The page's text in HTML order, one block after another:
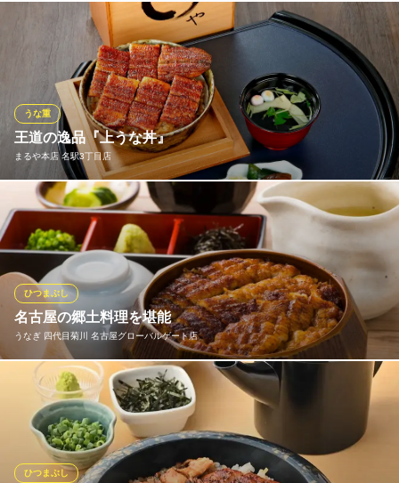
地下鉄桜通線国際センター駅 徒歩5分
愛知県名古屋市西区那古野1-23-10
良質の環境で育ったうなぎの中でも、その時期に応じて特に脂の
乗った大サイズのものを全国より厳選しております。「蒸し」を
せず、名古屋流地焼きすることにより、皮はパリっと香ばしく、
身はふっくらとした抜群の焼き上がりでお召し上がりいただけま
す。
ひつまぶし う家 名駅店
うなぎ料理
ＪＲ名古屋駅 徒歩5分
愛知県名古屋市中村区名駅4-4-16 1F
王道の逸品『上うな丼』
まるや本店 名駅3丁目店
うな重
こだわりタレと鰻をシンプルに食す。王道の逸品『上うな丼』歴
史あるたまり醤油をベースにしたこだわりのタレと共に、パリッ
と焼き上げられた肉厚の鰻をしっかりと堪能できるうな丼。シン
プルながらも根強い人気を誇る、王道メニューです。
まるや本店 名駅3丁目店
ひつまぶし・鰻
地下鉄桜通線国際センター駅 徒歩4分
愛知県名古屋市中村区名駅3-18-19 ジェムズ名駅三丁目5F
名古屋の郷土料理を堪能
うなぎ 四代目菊川 名古屋グローバルゲート店
ひつまぶし
一膳目はそのまま、二膳目は薬味をのせて、三膳目はお茶漬けに
して…食べ方を楽しめるのがひつまぶし。 名古屋に観光に来られ
た方にもおすすめです！
うなぎ 四代目菊川 名古屋グローバルゲート店
ひつまぶし